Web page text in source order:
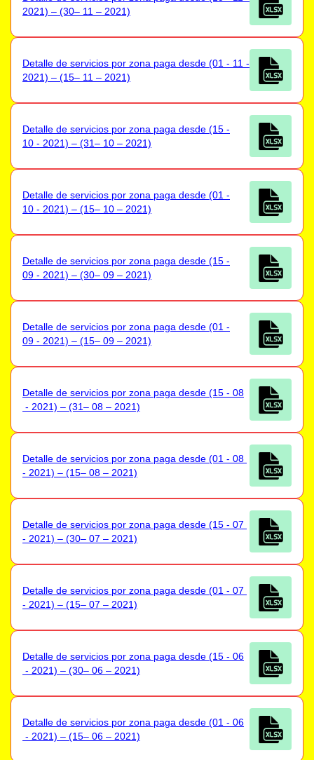
2021) – (30– 11 – 2021)
Detalle de servicios por zona paga desde (01 - 11 -
2021) – (15– 11 – 2021)
Detalle de servicios por zona paga desde (15 -
10 - 2021) – (31– 10 – 2021)
Detalle de servicios por zona paga desde (01 -
10 - 2021) – (15– 10 – 2021)
Detalle de servicios por zona paga desde (15 -
09 - 2021) – (30– 09 – 2021)
Detalle de servicios por zona paga desde (01 -
09 - 2021) – (15– 09 – 2021)
Detalle de servicios por zona paga desde (15 - 08
- 2021) – (31– 08 – 2021)
Detalle de servicios por zona paga desde (01 - 08
- 2021) – (15– 08 – 2021)
Detalle de servicios por zona paga desde (15 - 07
- 2021) – (30– 07 – 2021)
Detalle de servicios por zona paga desde (01 - 07
- 2021) – (15– 07 – 2021)
Detalle de servicios por zona paga desde (15 - 06
- 2021) – (30– 06 – 2021)
Detalle de servicios por zona paga desde (01 - 06
- 2021) – (15– 06 – 2021)